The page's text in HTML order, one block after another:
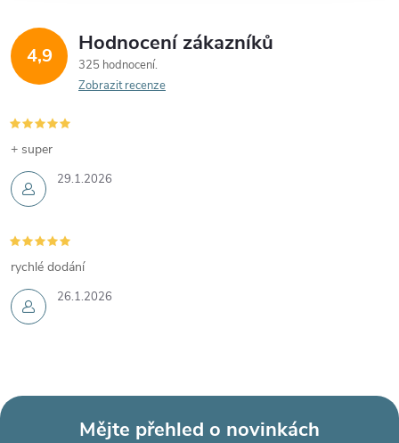
4,9 Hodnocení zákazníků
325 hodnocení
Zobrazit recenze
29.1.2026
+ super
26.1.2026
rychlé dodání
Mějte přehled o novinkách